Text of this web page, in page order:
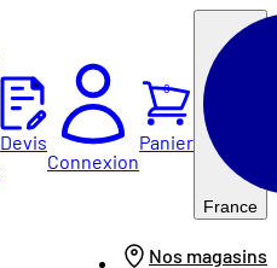
Devis
Connexion
Panier
0
France
Nos magasins